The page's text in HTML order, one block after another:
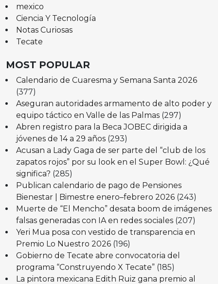
mexico
Ciencia Y Tecnología
Notas Curiosas
Tecate
MOST POPULAR
Calendario de Cuaresma y Semana Santa 2026
(377)
Aseguran autoridades armamento de alto poder y
equipo táctico en Valle de las Palmas (297)
Abren registro para la Beca JOBEC dirigida a
jóvenes de 14 a 29 años (293)
Acusan a Lady Gaga de ser parte del “club de los
zapatos rojos” por su look en el Super Bowl: ¿Qué
significa? (285)
Publican calendario de pago de Pensiones
Bienestar | Bimestre enero–febrero 2026 (243)
Muerte de “El Mencho” desata boom de imágenes
falsas generadas con IA en redes sociales (207)
Yeri Mua posa con vestido de transparencia en
Premio Lo Nuestro 2026 (196)
Gobierno de Tecate abre convocatoria del
programa “Construyendo X Tecate” (185)
La pintora mexicana Edith Ruiz gana premio al